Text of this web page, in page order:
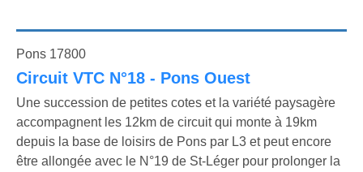
Pons 17800
Circuit VTC N°18 - Pons Ouest
Une succession de petites cotes et la variété paysagère
accompagnent les 12km de circuit qui monte à 19km
depuis la base de loisirs de Pons par L3 et peut encore
être allongée avec le N°19 de St-Léger pour prolonger la